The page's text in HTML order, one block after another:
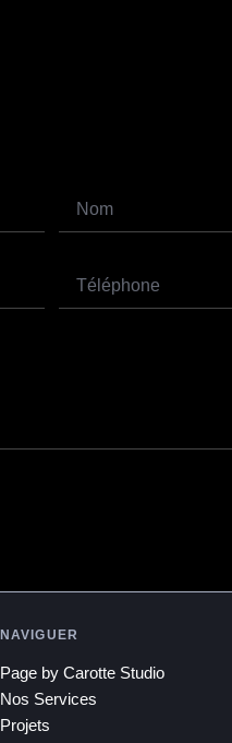
NAVIGUER
Page by Carotte Studio
Nos Services
Projets